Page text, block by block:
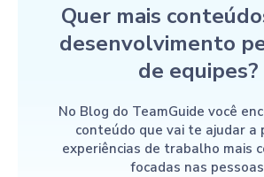
Quer mais
desenvolvimento
de equipes?
No Blog do TeamGuide você
conteúdo que vai te ajudar a
experiências de trabalho mais
focadas nas